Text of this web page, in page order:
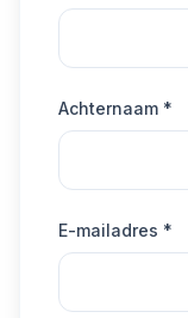
Achternaam *
E-mailadres *